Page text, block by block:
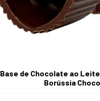
Base de Chocolate ao Leite
Borússia